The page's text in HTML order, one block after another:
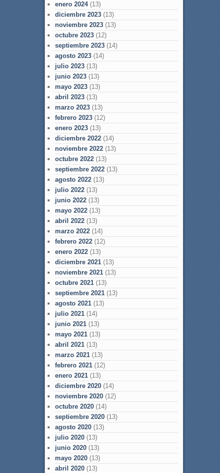
enero 2024(13)
diciembre 2023(13)
noviembre 2023(13)
octubre 2023(12)
septiembre 2023(14)
agosto 2023(14)
julio 2023(13)
junio 2023(13)
mayo 2023(13)
abril 2023(13)
marzo 2023(13)
febrero 2023(12)
enero 2023(13)
diciembre 2022(14)
noviembre 2022(13)
octubre 2022(13)
septiembre 2022(13)
agosto 2022(13)
julio 2022(13)
junio 2022(13)
mayo 2022(13)
abril 2022(13)
marzo 2022(14)
febrero 2022(12)
enero 2022(13)
diciembre 2021(13)
noviembre 2021(13)
octubre 2021(13)
septiembre 2021(13)
agosto 2021(13)
julio 2021(14)
junio 2021(13)
mayo 2021(13)
abril 2021(13)
marzo 2021(13)
febrero 2021(12)
enero 2021(13)
diciembre 2020(14)
noviembre 2020(12)
octubre 2020(14)
septiembre 2020(13)
agosto 2020(13)
julio 2020(13)
junio 2020(13)
mayo 2020(13)
abril 2020(13)